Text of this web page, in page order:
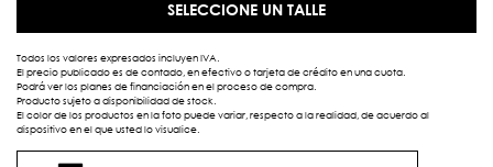
SELECCIONE UN TALLE
Todos los valores expresados incluyen IVA.
El precio publicado es de contado, en efectivo o tarjeta de crédito en una cuota.
Podrá ver los planes de financiación en el proceso de compra.
Producto sujeto a disponibilidad de stock.
El color de los productos en la foto puede variar, respecto a la realidad, de acuerdo al
dispositivo en el que usted lo visualice.